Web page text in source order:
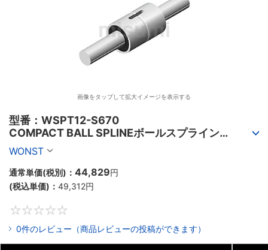
画像をタップして拡大イメージを表示する
型番：WSPT12-S670
COMPACT BALL SPLINEボールスプライン
（WSPTシリーズ）
WONST
通常単価(税別)： 44,829円
(税込単価)： 49,312円
0件のレビュー（商品レビューの投稿ができます）